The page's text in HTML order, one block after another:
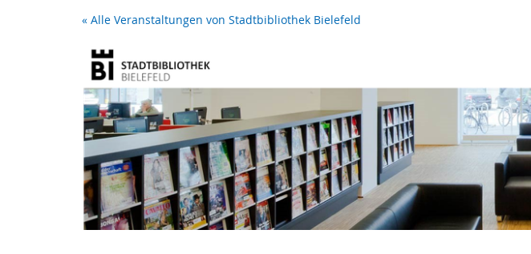
« Alle Veranstaltungen von Stadtbibliothek Bielefeld